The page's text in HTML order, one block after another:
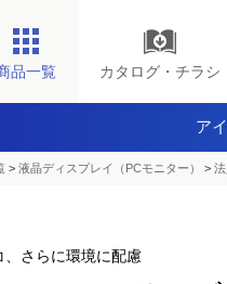
品一覧 カタログ・チラシ
ア
> 液晶ディスプレイ（PCモニター） >
、さらに環境に配慮